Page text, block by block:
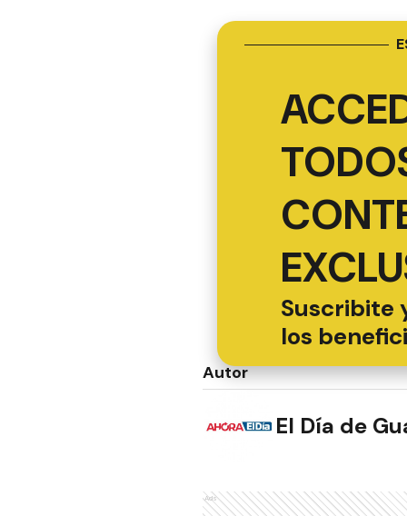
Suscribite
los
Autor
El Día de
Ads